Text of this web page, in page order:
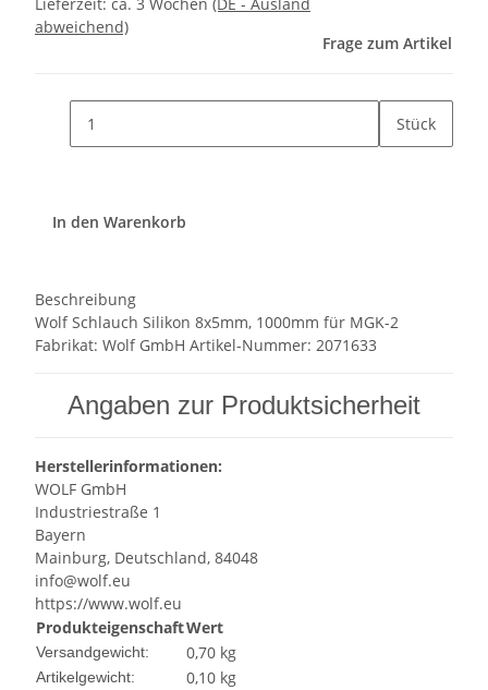
abweichend)
Frage zum Artikel
Stück
In den Warenkorb
Beschreibung
Wolf Schlauch Silikon 8x5mm, 1000mm für MGK-2
Fabrikat: Wolf GmbH Artikel-Nummer: 2071633
Angaben zur Produktsicherheit
Herstellerinformationen:
WOLF GmbH
Industriestraße 1
Bayern
Mainburg, Deutschland, 84048
info@wolf.eu
https://www.wolf.eu
ProdukteigenschaftWert
Versandgewicht: 0,70 kg
Artikelgewicht: 0,10 kg